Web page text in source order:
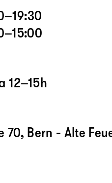
12–15h
70, Bern - Alte